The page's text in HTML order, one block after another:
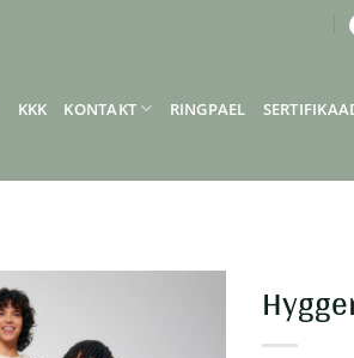
KKK KONTAKT RINGPAEL